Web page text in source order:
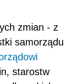
zmian - z
samorządu
starostw